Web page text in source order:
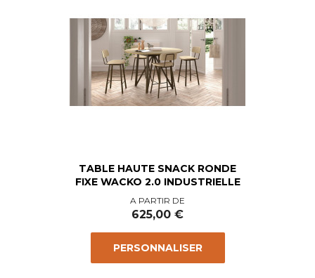
TABLE HAUTE SNACK RONDE
FIXE WACKO 2.0 INDUSTRIELLE
Prix
A PARTIR DE
625,00 €
PERSONNALISER